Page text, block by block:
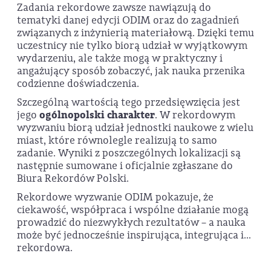
Zadania rekordowe zawsze nawiązują do
tematyki danej edycji ODIM oraz do zagadnień
związanych z inżynierią materiałową. Dzięki temu
uczestnicy nie tylko biorą udział w wyjątkowym
wydarzeniu, ale także mogą w praktyczny i
angażujący sposób zobaczyć, jak nauka przenika
codzienne doświadczenia.
Szczególną wartością tego przedsięwzięcia jest
jego ogólnopolski charakter. W rekordowym
wyzwaniu biorą udział jednostki naukowe z wielu
miast, które równolegle realizują to samo
zadanie. Wyniki z poszczególnych lokalizacji są
następnie sumowane i oficjalnie zgłaszane do
Biura Rekordów Polski.
Rekordowe wyzwanie ODIM pokazuje, że
ciekawość, współpraca i wspólne działanie mogą
prowadzić do niezwykłych rezultatów – a nauka
może być jednocześnie inspirująca, integrująca i…
rekordowa.